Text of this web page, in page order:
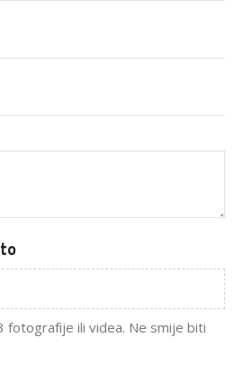
fotografije ili videa. Ne smije biti